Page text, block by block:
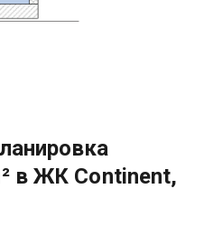
в ЖК Continent,